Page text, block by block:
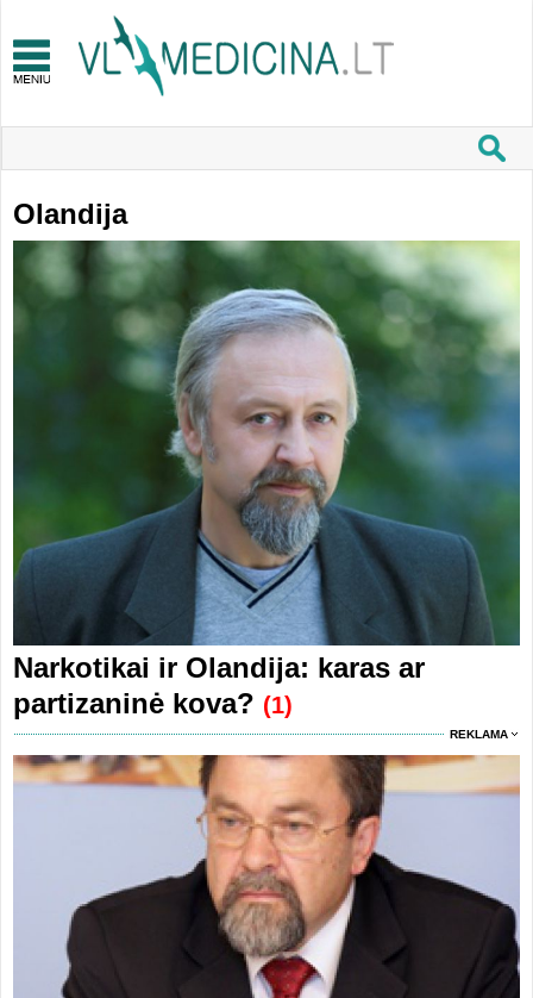
Olandija
Narkotikai ir Olandija: karas ar
partizaninė kova? (1)
REKLAMA